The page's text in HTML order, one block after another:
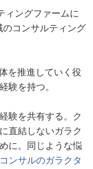
ィングファームに
コンサルティング
を推進していく役
験を持つ。
験を共有する。ク
直結しないガラク
に。同じような悩
ンサルのガラクタ